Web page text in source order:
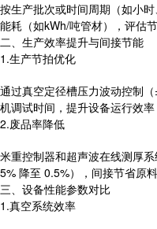
按生产批次或时间周期（如小
能耗（如kWh/吨管材），评估节
二、生产效率提升与间接节能
1.生产节拍优化
通过真空定径槽压力波动控制
机调试时间，提升设备运行效
2.废品率降低
米重控制器和超声波在线测厚
5% 降至 0.5%），间接节省原料
三、设备性能参数对比
1.真空系统效率